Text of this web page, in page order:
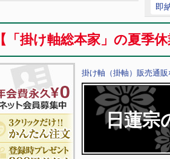
即
【「掛け軸総本家」の夏
掛け軸（掛軸）販売通
日蓮宗